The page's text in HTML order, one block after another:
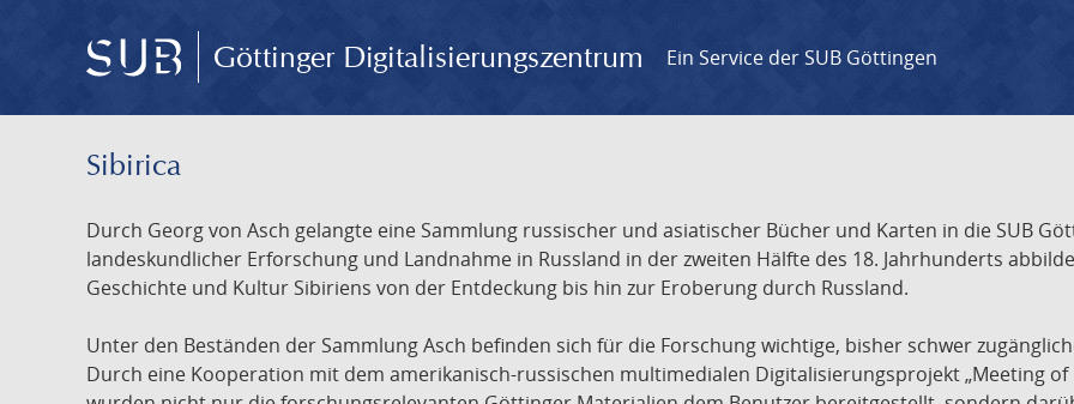
Göttinger Digitalisierungszentrum Ein Service der SUB Göttingen
Sibirica
Durch Georg von Asch gelangte eine Sammlung russischer und asiatischer Bücher und Karten in die SUB
landeskundlicher Erforschung und Landnahme in Russland in der zweiten Hälfte des 18. Jahrhunderts
Geschichte und Kultur Sibiriens von der Entdeckung bis hin zur Eroberung durch Russland.
Unter den Beständen der Sammlung Asch befinden sich für die Forschung wichtige, bisher schwer
Durch eine Kooperation mit dem amerikanisch-russischen multimedialen Digitalisierungsprojekt „Meeting